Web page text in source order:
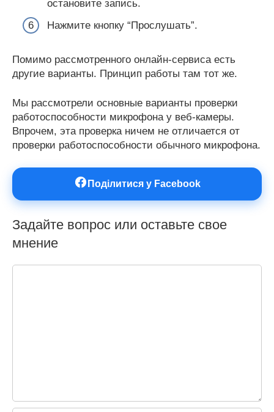
остановите запись.
Нажмите кнопку “Прослушать”.
Помимо рассмотренного онлайн-сервиса есть
другие варианты. Принцип работы там тот же.
Мы рассмотрели основные варианты проверки
работоспособности микрофона у веб-камеры.
Впрочем, эта проверка ничем не отличается от
проверки работоспособности обычного микрофона.
Поділитися у Facebook
Задайте вопрос или оставьте свое
мнение